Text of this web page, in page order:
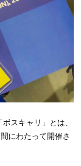
スキャリ」とは、
にわたって開催さ